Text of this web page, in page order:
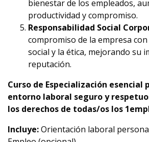
bienestar de los empleados,
productividad y compromiso.
Responsabilidad Social
compromiso de la empresa
social y la ética, mejorando su
reputación.
Curso de Especialización
entorno laboral seguro y
los derechos de todas/os los
Incluye:Orientación laboral